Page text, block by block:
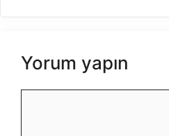
Yorum yapın